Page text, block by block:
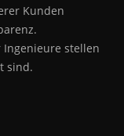
Kunden
stellen
sind.